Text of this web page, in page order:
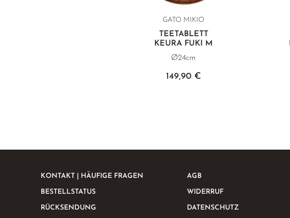
GATO MIKIO
TEETABLETT
KEURA FUKI M
Ø24cm
149,90 €
KONTAKT | HÄUFIGE FRAGEN
BESTELLSTATUS
RÜCKSENDUNG
AGB
WIDERRUF
DATENSCHUTZ